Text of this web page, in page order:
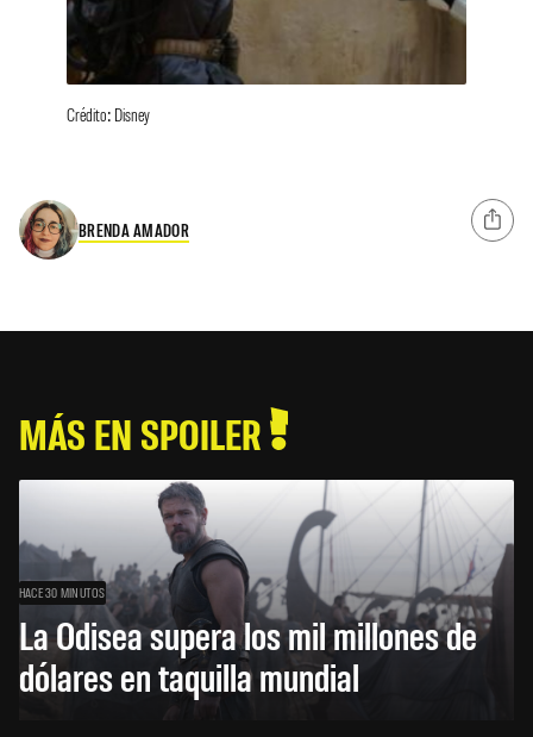
Crédito: Disney
BRENDA AMADOR
MÁS EN SPOILER
HACE 30 MINUTOS
La Odisea supera los mil millones de
dólares en taquilla mundial